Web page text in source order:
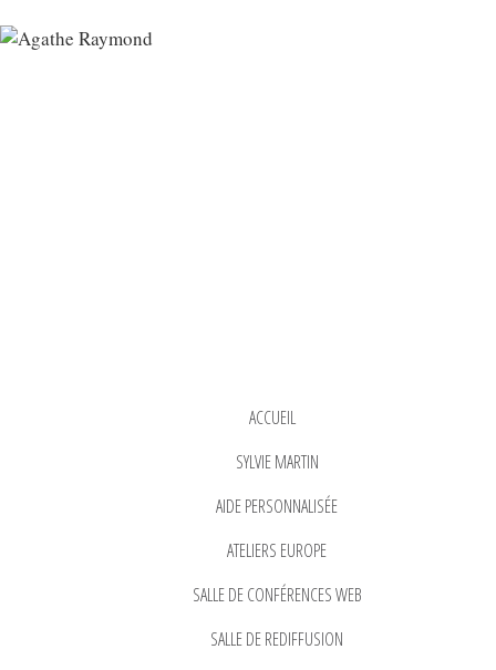
ACCUEIL
SYLVIE MARTIN
AIDE PERSONNALISÉE
ATELIERS EUROPE
SALLE DE CONFÉRENCES WEB
SALLE DE REDIFFUSION